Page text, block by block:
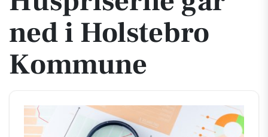
ned i Holstebro
Kommune